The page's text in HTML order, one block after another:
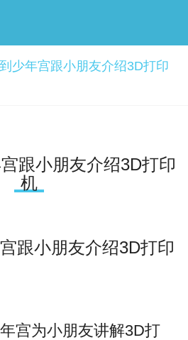
少年宫跟小朋友介绍3D打印
跟小朋友介绍3D打印
机
跟小朋友介绍3D打印
宫为小朋友讲解3D打